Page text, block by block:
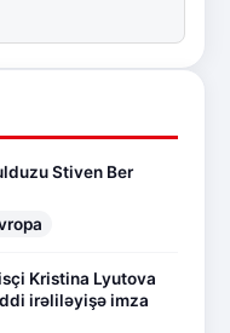
Stiven Ber
Kristina Lyutova
irəliləyişə imza